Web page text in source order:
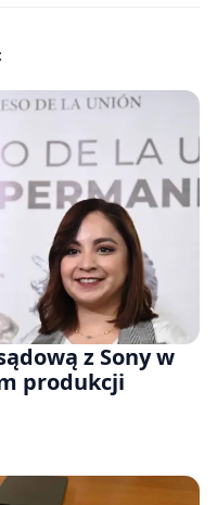
z Sony w
produkcji